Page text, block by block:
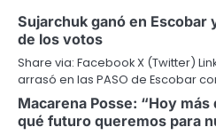
Sujarchuk ganó en Escobar
de los votos
Share via: Facebook X (Twitter)
arrasó en las PASO de Escobar
Macarena Posse: “Hoy
qué futuro queremos para